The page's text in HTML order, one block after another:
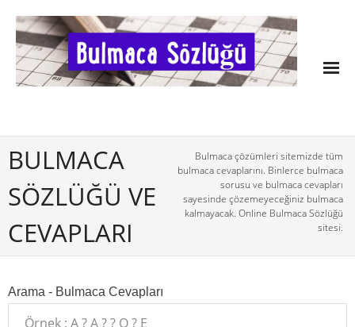
BULMACA
SÖZLÜĞÜ VE
CEVAPLARI
Bulmaca çözümleri sitemizde tüm
bulmaca cevaplarını. Binlerce bulmaca
sorusu ve bulmaca cevapları
sayesinde çözemeyeceğiniz bulmaca
kalmayacak. Online Bulmaca Sözlüğü
sitesi.
Arama - Bulmaca Cevapları